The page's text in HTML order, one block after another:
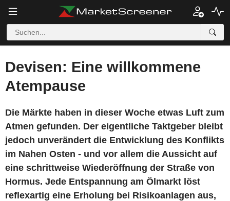
Devisen: Eine willkommene
Atempause
Die Märkte haben in dieser Woche etwas Luft zum
Atmen gefunden. Der eigentliche Taktgeber bleibt
jedoch unverändert die Entwicklung des Konflikts
im Nahen Osten - und vor allem die Aussicht auf
eine schrittweise Wiederöffnung der Straße von
Hormus. Jede Entspannung am Ölmarkt löst
reflexartig eine Erholung bei Risikoanlagen aus,